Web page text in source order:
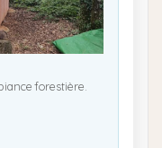
forestière.